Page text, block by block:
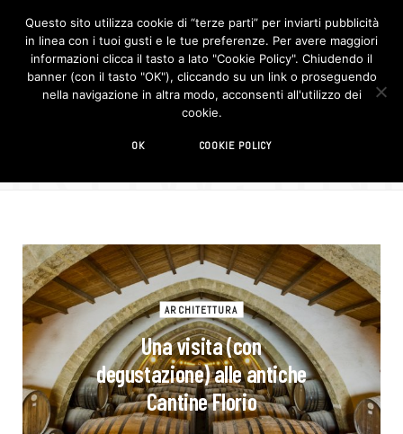
F
c
e
b
o
I
n
s
t
cantina
ARCHITETTURA
Una visita (con
degustazione) alle antiche
Cantine Florio
Questo sito utilizza cookie di “terze parti” per inviarti pubblicità
in linea con i tuoi gusti e le tue preferenze. Per avere maggiori
informazioni clicca il tasto a lato "Cookie Policy". Chiudendo il
banner (con il tasto "OK"), cliccando su un link o proseguendo
nella navigazione in altra modo, acconsenti all'utilizzo dei
cookie.
OK COOKIE POLICY